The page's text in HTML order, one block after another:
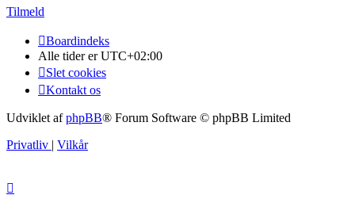
Tilmeld
Boardindeks
Alle tider erUTC+02:00
Slet cookies
Kontakt os
Udviklet afphpBB® Forum Software © phpBB Limited
Privatliv | Vilkår